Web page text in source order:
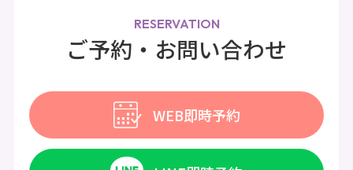
RESERVATION
ご予約・お問い合わせ
WEB即時予約